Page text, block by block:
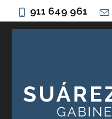
911 649 961